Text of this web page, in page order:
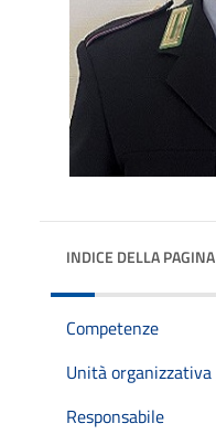
INDICE DELLA PAGINA
Competenze
Unità
Responsabile